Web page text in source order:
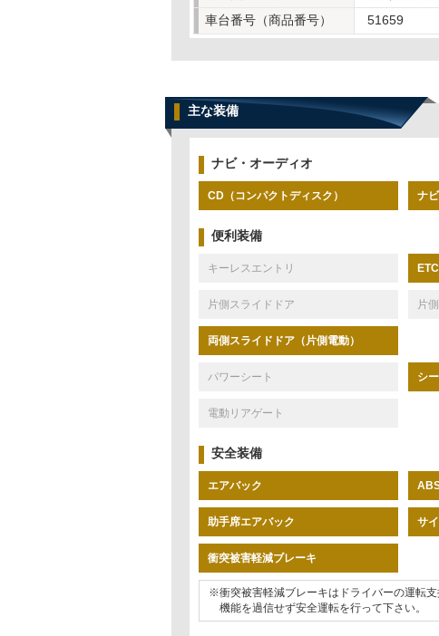
車台番号（商品番号）
51659
主な装備
ナビ・オーディオ
CD（コンパクトディスク） ナ
便利装備
キーレスエントリ ETC
片側スライドドア 片
両側スライドドア（片側電動）
パワーシート シ
電動リアゲート
安全装備
エアバック
助手席エアバック サ
衝突被害軽減ブレーキ
※衝突被害軽減ブレーキはドライバーの運転
機能を過信せず安全運転を行って下さい。